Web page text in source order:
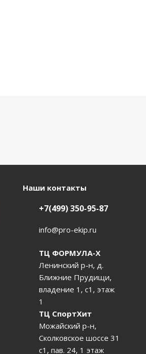
Наши контакты
+7(499) 350-95-87
info@pro-ekip.ru
ТЦ ФОРМУЛА-Х
Ленинский р-н, д.
Ближние Прудищи,
владение 1, с1, этаж
1
ТЦ СпортХит
Можайский р-н,
Сколковское шоссе 31
с1, пав. 24, 1 этаж